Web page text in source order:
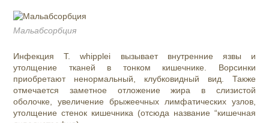
Мальабсорбция
Инфекция T. whipplei вызывает внутренние язвы и
утолщение тканей в тонком кишечнике. Ворсинки
приобретают ненормальный, клубковидный вид. Также
отмечается заметное отложение жира в слизистой
оболочке, увеличение брыжеечных лимфатических узлов,
утолщение стенок кишечника (отсюда название “кишечная